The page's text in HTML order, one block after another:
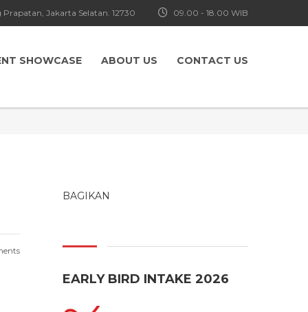
09.00 - 18.00 WIB
Jakarta Selatan. 12730
SHOWCASE ABOUT US CONTACT US
BAGIKAN
EARLY BIRD INTAKE 2026